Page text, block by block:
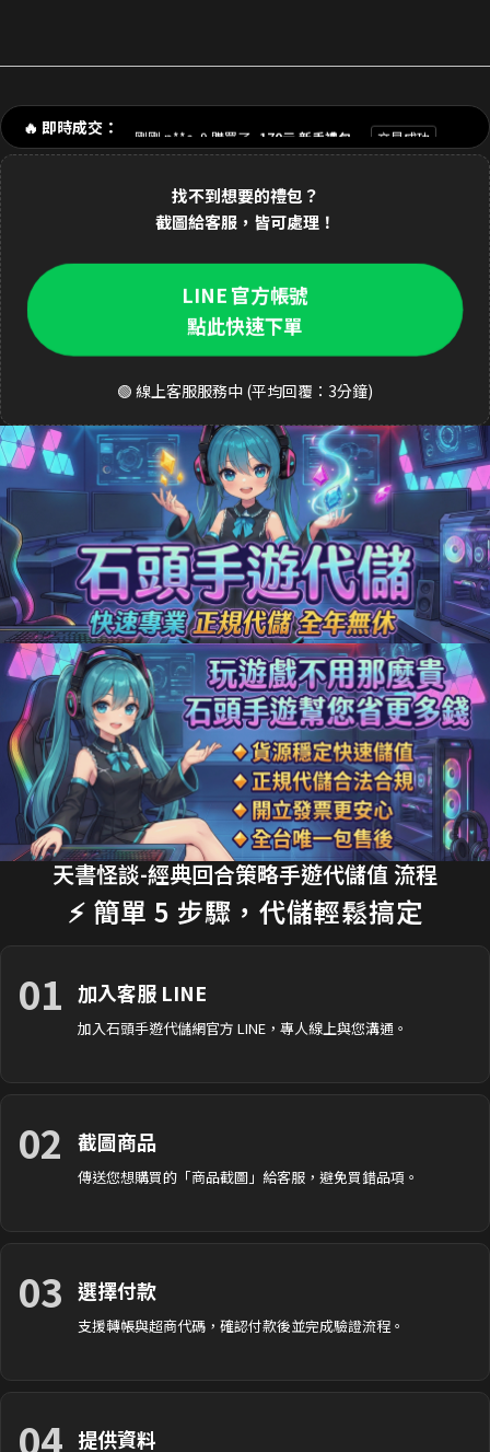
🔥 即時成交：
剛剛 陳**豪 購買了 3290元 禮包 交易成功
1分鐘前 林**緯 購買了 1690元 禮包 交易成功
2分鐘前 Dav**d 購買了 3290元 至尊禮包
4分鐘前 張**凱 購買了 490元 週禮包
5分鐘前 王**明 購買了 990元 月卡
9分鐘前 吳**宏 購買了 1690元 豪華禮包 交易成功
10分鐘前 m**ky 購買了 33元 銅板禮包
12分鐘前 李**芬 購買了 990元 成長禮包 交易成功
15分鐘前 J**son 購買了 3290元 禮包 交易成功
18分鐘前 劉**瑄 購買了 170元 限時禮包 交易成功
20分鐘前 T**y_L 購買了 2990元 節日禮包 交易成功
22分鐘前 蔡**文 購買了 33元 銅板禮包 交易成功
25分鐘前 H**nry 購買了 490元 特惠禮包 交易成功
28分鐘前 黃**傑 購買了 1690元 禮包 交易成功
30分鐘前 Ap**le 購買了 990元 月卡 交易成功
35分鐘前 楊**婷 購買了 3290元 禮包 交易成功
找不到想要的禮包？
截圖給客服，皆可處理！
LINE 官方帳號
點此快速下單
🟢 線上客服服務中 (平均回覆：3分鐘)
天書怪談-經典回合策略手遊代儲值 流程
⚡ 簡單 5 步驟，代儲輕鬆搞定
01 加入客服 LINE
加入石頭手遊代儲網官方 LINE，專人線上與您溝通。
02 截圖商品
傳送您想購買的「商品截圖」給客服，避免買錯品項。
03 選擇付款
支援轉帳與超商代碼，確認付款後並完成驗證流程。
04 提供資料